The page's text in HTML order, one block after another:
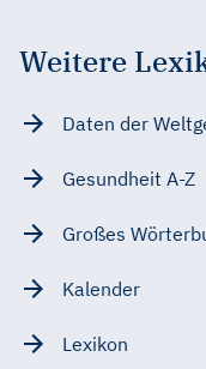
Weitere
Daten der
Gesundheit A-Z
Großes
Kalender
Lexikon